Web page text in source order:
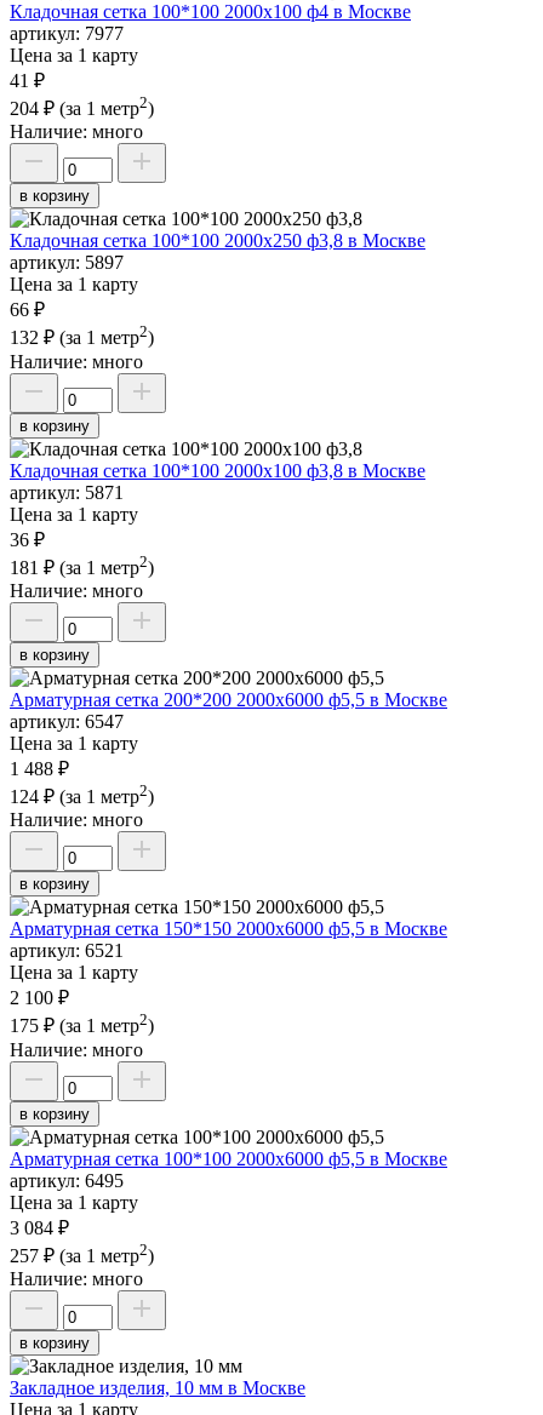
Кладочная сетка 100*100 2000х100 ф4 в Москве
артикул: 7977
Цена за 1 карту
41 ₽
204 ₽ (за 1 метр2)
Наличие: много
в корзину
Кладочная сетка 100*100 2000х250 ф3,8 в Москве
артикул: 5897
Цена за 1 карту
66 ₽
132 ₽ (за 1 метр2)
Наличие: много
в корзину
Кладочная сетка 100*100 2000х100 ф3,8 в Москве
артикул: 5871
Цена за 1 карту
36 ₽
181 ₽ (за 1 метр2)
Наличие: много
в корзину
Арматурная сетка 200*200 2000х6000 ф5,5 в Москве
артикул: 6547
Цена за 1 карту
1 488 ₽
124 ₽ (за 1 метр2)
Наличие: много
в корзину
Арматурная сетка 150*150 2000х6000 ф5,5 в Москве
артикул: 6521
Цена за 1 карту
2 100 ₽
175 ₽ (за 1 метр2)
Наличие: много
в корзину
Арматурная сетка 100*100 2000х6000 ф5,5 в Москве
артикул: 6495
Цена за 1 карту
3 084 ₽
257 ₽ (за 1 метр2)
Наличие: много
в корзину
Закладное изделия, 10 мм в Москве
Цена за 1 карту